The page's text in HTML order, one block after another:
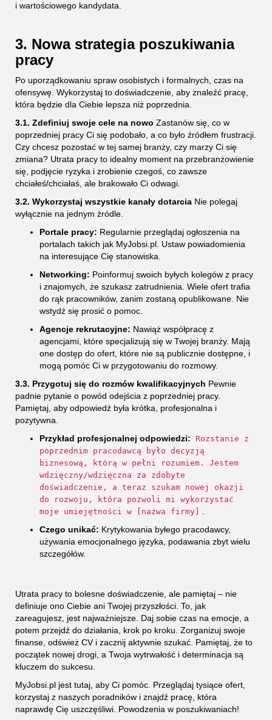
i wartościowego kandydata.
3. Nowa strategia poszukiwania
pracy
Po uporządkowaniu spraw osobistych i formalnych, czas na
ofensywę. Wykorzystaj to doświadczenie, aby znaleźć pracę,
która będzie dla Ciebie lepsza niż poprzednia.
3.1. Zdefiniuj swoje cele na nowo Zastanów się, co w
poprzedniej pracy Ci się podobało, a co było źródłem frustracji.
Czy chcesz pozostać w tej samej branży, czy marzy Ci się
zmiana? Utrata pracy to idealny moment na przebranżowienie
się, podjęcie ryzyka i zrobienie czegoś, co zawsze
chciałeś/chciałaś, ale brakowało Ci odwagi.
3.2. Wykorzystaj wszystkie kanały dotarcia Nie polegaj
wyłącznie na jednym źródle.
Portale pracy: Regularnie przeglądaj ogłoszenia na
portalach takich jak MyJobsi.pl. Ustaw powiadomienia
na interesujące Cię stanowiska.
Networking: Poinformuj swoich byłych kolegów z pracy
i znajomych, że szukasz zatrudnienia. Wiele ofert trafia
do rąk pracowników, zanim zostaną opublikowane. Nie
wstydź się prosić o pomoc.
Agencje rekrutacyjne: Nawiąż współpracę z
agencjami, które specjalizują się w Twojej branży. Mają
one dostęp do ofert, które nie są publicznie dostępne, i
mogą pomóc Ci w przygotowaniu do rozmowy.
3.3. Przygotuj się do rozmów kwalifikacyjnych Pewnie
padnie pytanie o powód odejścia z poprzedniej pracy.
Pamiętaj, aby odpowiedź była krótka, profesjonalna i
pozytywna.
Przykład profesjonalnej odpowiedzi:
Rozstanie z
poprzednim pracodawcą było decyzją
biznesową, którą w pełni rozumiem. Jestem
wdzięczny/wdzięczna za zdobyte
doświadczenie, a teraz szukam nowej okazji
do rozwoju, która pozwoli mi wykorzystać
moje umiejętności w [nazwa firmy]
Czego unikać: Krytykowania byłego pracodawcy,
używania emocjonalnego języka, podawania zbyt wielu
szczegółów.
Utrata pracy to bolesne doświadczenie, ale pamiętaj – nie
definiuje ono Ciebie ani Twojej przyszłości. To, jak
zareagujesz, jest najważniejsze. Daj sobie czas na emocje, a
potem przejdź do działania, krok po kroku. Zorganizuj swoje
finanse, odśwież CV i zacznij aktywnie szukać. Pamiętaj, że to
początek nowej drogi, a Twoja wytrwałość i determinacja są
kluczem do sukcesu.
MyJobsi.pl jest tutaj, aby Ci pomóc. Przeglądaj tysiące ofert,
korzystaj z naszych poradników i znajdź pracę, która
naprawdę Cię uszczęśliwi. Powodzenia w poszukiwaniach!